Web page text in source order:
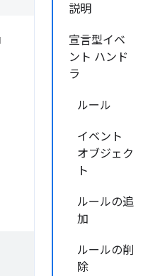
説明
宣言型イベ
ント ハンド
ラ
ルール
イベント
オブジェク
ト
ルールの追
加
ルールの削
除